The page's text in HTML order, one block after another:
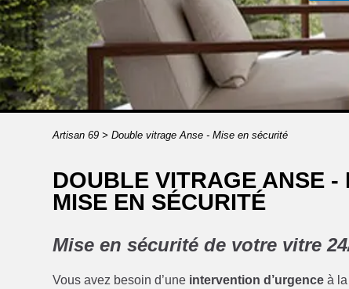
Artisan 69> Double vitrage Anse - Mise en sécurité
DOUBLE VITRAGE ANSE -
MISE EN SÉCURITÉ
Mise en sécurité de votre vitre
Vous avez besoin d’une intervention d’urgence à